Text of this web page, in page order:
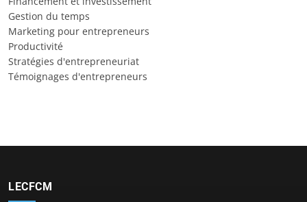
Gestion du temps
Marketing pour entrepreneurs
Productivité
Stratégies d'entrepreneuriat
Témoignages d'entrepreneurs
LECFCM